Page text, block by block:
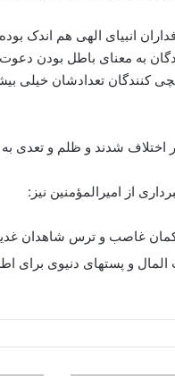
انبیای الهی هم اندک
به معنای باطل بودن دعوت
کنندگان تعدادشان خیلی
اختلاف شدند و ظلم و تعدی
از امیرالمؤمنین نیز:
غاصب و ترس شاهدان غدیر
و پستهای دنیوی برای